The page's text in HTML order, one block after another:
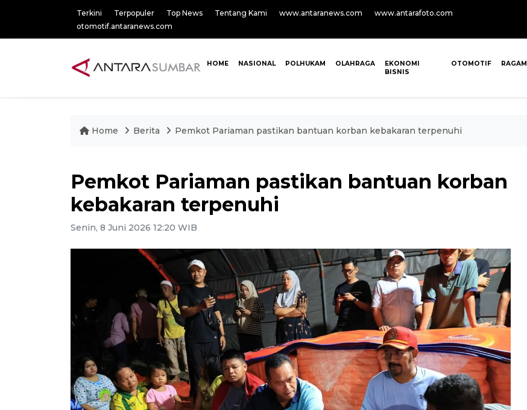
Terkini Terpopuler Top News Tentang Kami www.antaranews.com
www.antarafoto.com
otomotif.antaranews.com
HOME NASIONAL POLHUKAM OLAHRAGA
EKONOMI
BISNIS
OTOMOTIF RAGAM
Home Berita Pemkot Pariaman pastikan bantuan korban kebakaran terpenuhi
Pemkot Pariaman pastikan bantuan korban
kebakaran terpenuhi
Senin, 8 Juni 2026 12:20 WIB